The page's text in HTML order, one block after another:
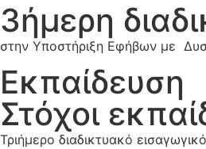
3ήμερη
στην Υποστήριξη Εφήβων με
Εκπαίδευση
Στόχοι
Τριήμερο διαδικτυακό